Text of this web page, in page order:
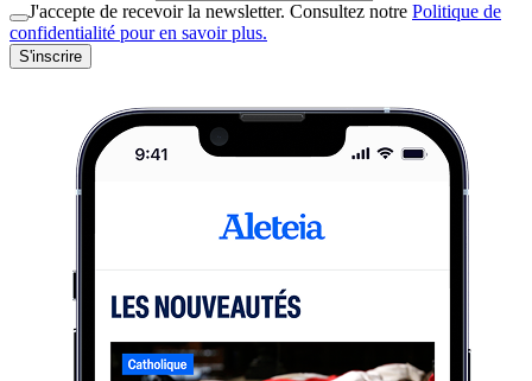
J'accepte de recevoir la newsletter. Consultez notre Politique de
confidentialité pour en savoir plus.
S'inscrire